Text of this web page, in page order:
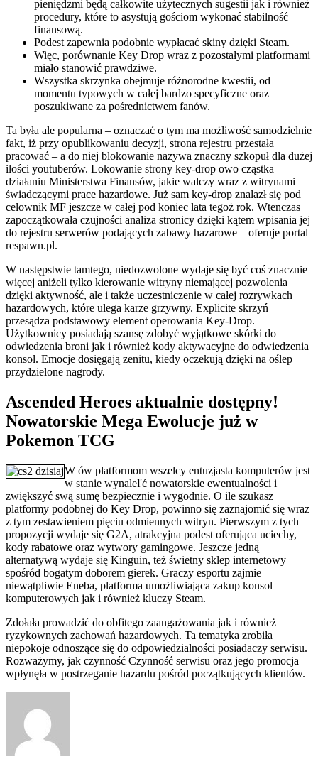
pieniędzmi będą całkowite użytecznych sugestii jak i również
procedury, które to asystują gościom wykonać stabilność
finansową.
Podest zapewnia podobnie wypłacać skiny dzięki Steam.
Więc, porównanie Key Drop wraz z pozostałymi platformami
miało stanowić prawdziwe.
Wszystka skrzynka obejmuje różnorodne kwestii, od
momentu typowych w całej bardzo specyficzne oraz
poszukiwane za pośrednictwem fanów.
Ta była ale popularna – oznaczać o tym ma możliwość samodzielnie
fakt, iż przy opublikowaniu decyzji, strona rejestru przestała
pracować – a do niej blokowanie nazywa znaczny szkopuł dla dużej
ilości youtuberów. Lokowanie strony key-drop owo cząstka
działaniu Ministerstwa Finansów, jakie walczy wraz z witrynami
świadczącymi prace hazardowe. Już sam key-drop znalazł się pod
celownik MF jeszcze w całej pod koniec lata tegoż rok. Wtenczas
zapoczątkowała czujności analiza stronicy dzięki kątem wpisania jej
do rejestru serwerów podających zabawy hazarowe – oferuje portal
respawn.pl.
W następstwie tamtego, niedozwolone wydaje się być coś znacznie
więcej aniżeli tylko kierowanie witryny niemającej pozwolenia
dzięki aktywność, ale i także uczestniczenie w całej rozrywkach
hazardowych, które ulega karze grzywny. Explicite skrzyń
przesądza podstawowy element operowania Key-Drop.
Użytkownicy posiadają szansę zdobyć wyjątkowe skórki do
odwiedzenia broni jak i również kody aktywacyjne do odwiedzenia
konsol. Emocje dosięgają zenitu, kiedy oczekują dzięki na oślep
przydzielone nagrody.
Ascended Heroes aktualnie dostępny!
Nowatorskie Mega Ewolucje już w
Pokemon TCG
W ów platformom wszelcy entuzjasta komputerów jest
w stanie wynaleľć nowatorskie ewentualności i
zwiększyć swą sumę bezpiecznie i wygodnie. O ile szukasz
platformy podobnej do Key Drop, powinno się zaznajomić się wraz
z tym zestawieniem pięciu odmiennych witryn. Pierwszym z tych
propozycji wydaje się G2A, atrakcyjna podest oferująca uciechy,
kody rabatowe oraz wytwory gamingowe. Jeszcze jedną
alternatywą wydaje się Kinguin, też świetny sklep internetowy
spośród bogatym doborem gierek. Graczy esportu zajmie
niewątpliwie Eneba, platforma umożliwiająca zakup konsol
komputerowych jak i również kluczy Steam.
Zdołała prowadzić do obfitego zaangażowania jak i również
ryzykownych zachowań hazardowych. Ta tematyka zrobiła
niepokoje odnoszące się do odpowiedzialności posiadaczy serwisu.
Rozważymy, jak czynność Czynność serwisu oraz jego promocja
wpłynęła w postrzeganie hazardu pośród początkujących klientów.